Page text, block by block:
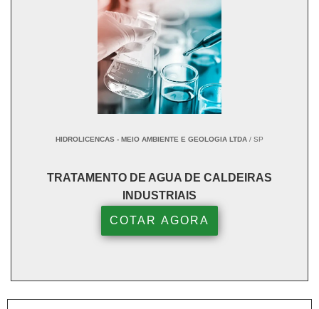
HIDROLICENCAS - MEIO AMBIENTE E GEOLOGIA LTDA / SP
TRATAMENTO DE AGUA DE CALDEIRAS
INDUSTRIAIS
COTAR AGORA